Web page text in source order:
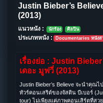
Justin Bieber’s
(2013)
แนวหนัง : นักร้อง ศิลปิน
ประเภทหนัง : Documentaries หนังส
เรื่องย่อ : Justin
เดอะ มูฟวี่ (2013)
Justin Bieber’s Believe จะนำคุ
ทัวร์คอนเสริต์ของจัสติน บีเบอร์
tour) ไม่เพียงแค่ภาพคอนเสิร์ตที่ส